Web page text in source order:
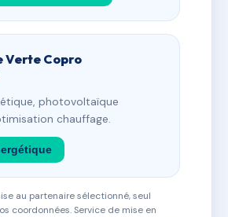
Verte Copro
photovoltaïque
chauffage.
au partenaire sélectionné, seul
coordonnées. Service de mise en